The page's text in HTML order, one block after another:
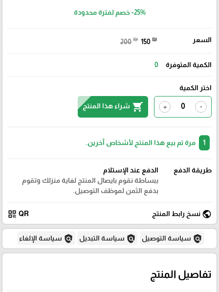
-25% خصم لفترة محدودة
السعر 200 ₪ 150 ₪
الكمية المتوفرة 0
اختر الكمية
-
+
shopping_cart شراء هذا المنتج
مرة تم بيع هذا المنتج لأشخاص آخرين.
طريقة الدفع
الدفع عند الإستلام
ببساطة نقوم بايصال المنتج لغاية منزلك وتقوم
بدفع الثمن لموظف التوصيل.
public نسخ رابط المنتج QR
qr_code
policy سياسة التوصيل policy سياسة التبديل policy سياسة الإلغاء
تفاصيل المنتج